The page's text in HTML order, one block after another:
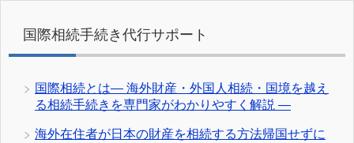
国際相続手続き代行サポート
国際相続とは― 海外財産・外国人相続・国境を越え
る相続手続きを専門家がわかりやすく解説 ―
海外在住者が日本の財産を相続する方法帰国せずに